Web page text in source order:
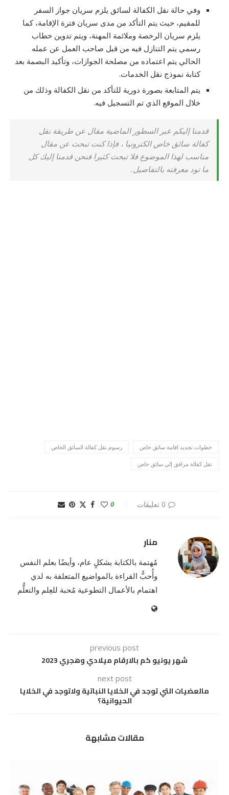
وفي حالة نقل الكفالة لسائق يلزم سريان جواز السفر
للمقيم، حيث يتم التأكد من مدى سريان فترة الإقامة، كما
يلزم سريان الرخصة وملائمة المهنة، ويتم تدوين خطاب
رسمي يتم التنازل فيه من قبل صاحب العمل عن عمله
الحالي يتم اعتماده من مصلحة الجوازات، وتأكيد البصمة بعد
كتابة نموذج نقل الخدمات.
يتم المتابعة بصورة دورية للتأكد من نقل الكفالة وذلك من
خلال الموقع الذي تم التسجيل فيه.
قدمنا إليكم عبر السطور الماضية مقال عن طريقة نقل
كفالة سائق خاص الكترونيا ، فإذا كنت تبحث عن مقال
مناسب لهذا الموضوع فلا تبحث كثيرا فنحن قدمنا إليك كل
ما تود معرفته بالتفاصيل.
خطوات تجديد اقامة سائق خاص رسوم نقل كفالة السائق الخاص
نقل كفالة مرافق إلي سائق خاص
0 تعليقات 0
منار
مُهتمة بالكتابة بشكلٍ عام، وأيضًا بعلم النفس
وأُحبُّ القراءة بالمواضيع المتعلقة به لدي
اهتمام بالأعمال التطوعية مُحبة للعِلم والتعلُّم
previous post
شهر يونيو كم بالارقام ميلادي وهجري 2023
next post
مالعضيات التي توجد في الخلايا النباتية ولاتوجد في الخلايا
الحيوانية؟
مقالات مشابهة